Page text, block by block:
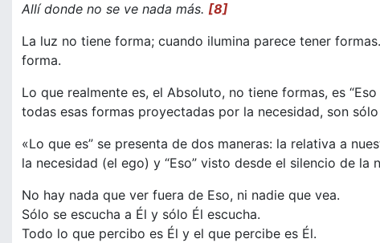
Allí donde no se ve nada más. [8]
La luz no tiene forma; cuando ilumina parece tener
forma.
Lo que realmente es, el Absoluto, no tiene formas, es
todas esas formas proyectadas por la necesidad, son
«Lo que es” se presenta de dos maneras: la relativa a
la necesidad (el ego) y “Eso” visto desde el silencio de
No hay nada que ver fuera de Eso, ni nadie que vea.
Sólo se escucha a Él y sólo Él escucha.
Todo lo que percibo es Él y el que percibe es Él.